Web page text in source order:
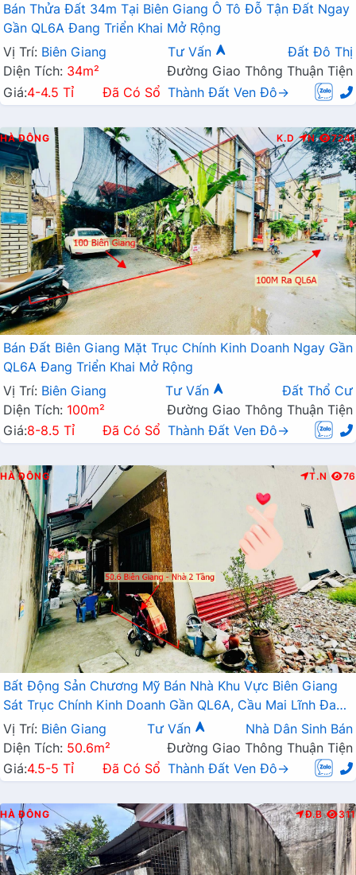
Bán Thửa Đất 34m Tại Biên Giang Ô Tô Đỗ Tận Đất Ngay
Gần QL6A Đang Triển Khai Mở Rộng
Vị Trí: Biên Giang Tư Vấn
Đất Đô Thị
Diện Tích: 34m²
Đường Giao Thông Thuận Tiện
Giá:4-4.5 Tỉ Đã Có Sổ Thành Đất Ven Đô→
HÀ ĐÔNG K.D N 7241
Bán Đất Biên Giang Mặt Trục Chính Kinh Doanh Ngay Gần
QL6A Đang Triển Khai Mở Rộng
Vị Trí: Biên Giang Tư Vấn
Đất Thổ Cư
Diện Tích: 100m²
Đường Giao Thông Thuận Tiện
Giá:8-8.5 Tỉ Đã Có Sổ Thành Đất Ven Đô→
HÀ ĐÔNG T.N 76
Bất Động Sản Chương Mỹ Bán Nhà Khu Vực Biên Giang
Sát Trục Chính Kinh Doanh Gần QL6A, Cầu Mai Lĩnh Đang
Mở Rộng
Vị Trí: Biên Giang Tư Vấn
Nhà Dân Sinh Bán
Diện Tích: 50.6m²
Đường Giao Thông Thuận Tiện
Giá:4.5-5 Tỉ Đã Có Sổ Thành Đất Ven Đô→
HÀ ĐÔNG Đ.B 311